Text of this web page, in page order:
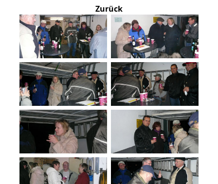
Zurück